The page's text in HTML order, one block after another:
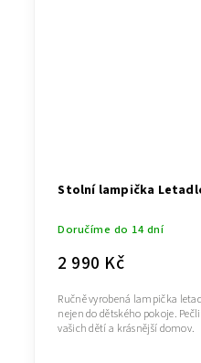
Stolní lampička
Doručíme do 14 dní
2 990 Kč
Ručně vyrobená lampička
nejen do dětského pokoje.
vašich dětí a krásnější domov.